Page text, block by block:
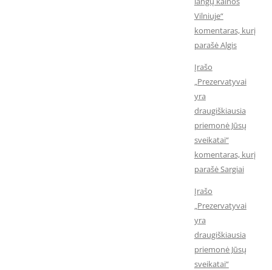
Vilniuje“
komentaras, kurį
parašė Algis
Įrašo
„Prezervatyvai
yra
draugiškiausia
priemonė Jūsų
sveikatai“
komentaras, kurį
parašė Sargiai
Įrašo
„Prezervatyvai
yra
draugiškiausia
priemonė Jūsų
sveikatai“